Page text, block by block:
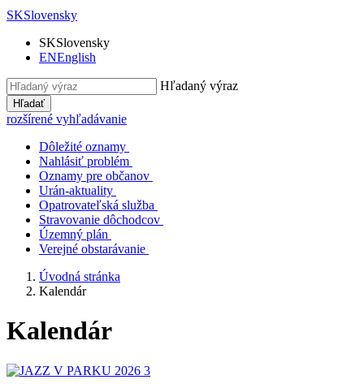
SKSlovensky
SKSlovensky
ENEnglish
Hľadaný výraz
Hľadať
rozšírené vyhľadávanie
Dôležité oznamy
Nahlásiť problém
Oznamy pre občanov
Urán-aktuality
Opatrovateľská služba
Stravovanie dôchodcov
Územný plán
Verejné obstarávanie
Úvodná stránka
Kalendár
Kalendár